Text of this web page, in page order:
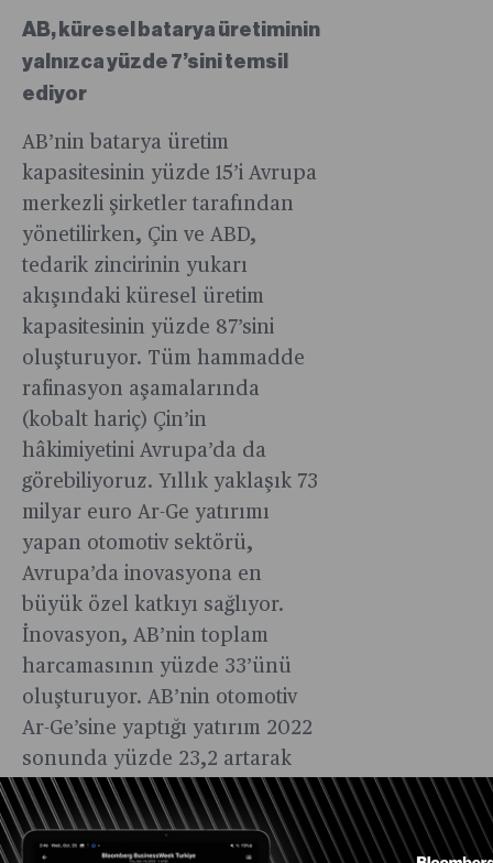
AB, küresel batarya üretiminin
yalnızca yüzde 7’sini temsil
ediyor
AB’nin batarya üretim
kapasitesinin yüzde 15’i Avrupa
merkezli şirketler tarafından
yönetilirken, Çin ve ABD,
tedarik zincirinin yukarı
akışındaki küresel üretim
kapasitesinin yüzde 87’sini
oluşturuyor. Tüm hammadde
rafinasyon aşamalarında
(kobalt hariç) Çin’in
hâkimiyetini Avrupa’da da
görebiliyoruz. Yıllık yaklaşık 73
milyar euro Ar-Ge yatırımı
yapan otomotiv sektörü,
Avrupa’da inovasyona en
büyük özel katkıyı sağlıyor.
İnovasyon, AB’nin toplam
harcamasının yüzde 33’ünü
oluşturuyor. AB’nin otomotiv
Ar-Ge’sine yaptığı yatırım 2022
sonunda yüzde 23,2 artarak
yıllık 72,8 milyar euroya
ulaşırken, Avrupa, Japonya’yı
(33,6 milyar euro), ABD’yi (33,6